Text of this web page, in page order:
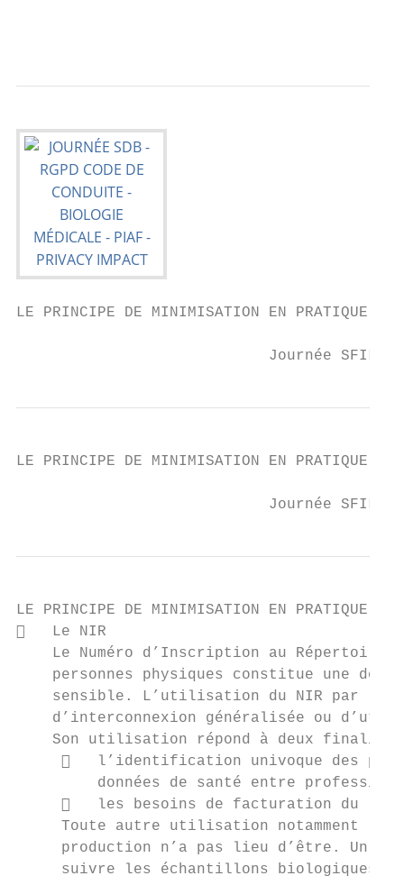
LE PRINCIPE DE MINIMISATION EN PRATIQUE
Journée SFIL/
LE PRINCIPE DE MINIMISATION EN PRATIQUE
Journée SFIL/
LE PRINCIPE DE MINIMISATION EN PRATIQUE
   Le NIR
Le Numéro d’Inscription au Répertoire
personnes physiques constitue une
sensible. L’utilisation du NIR par le
d’interconnexion généralisée ou
    Son utilisation répond à deux finalités
   l’identification univoque des
données de santé entre
   les besoins de facturation du
Toute autre utilisation notamment la
production n’a pas lieu d’être. Un
suivre les échantillons biologiques